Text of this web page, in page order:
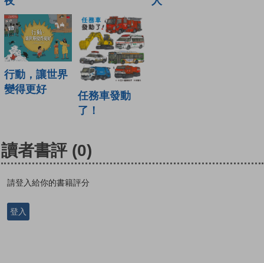
行動，讓世界
變得更好
任務車發動
了！
讀者書評 (0)
請登入給你的書籍評分
登入